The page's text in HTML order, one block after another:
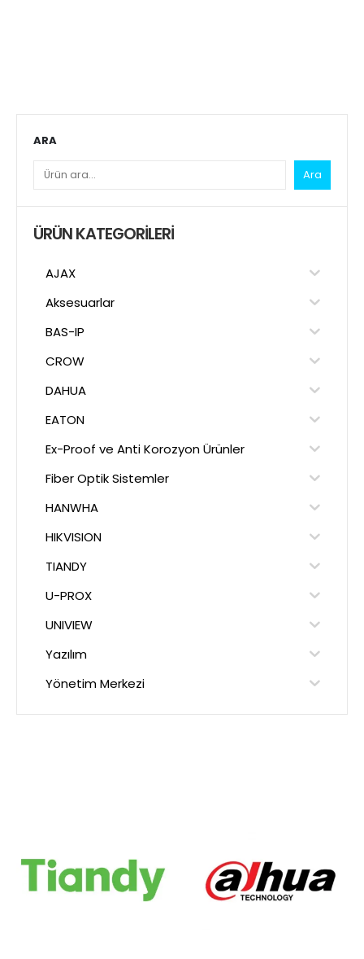
ARA
Ara
ÜRÜN KATEGORILERI
AJAX
Aksesuarlar
BAS-IP
CROW
DAHUA
EATON
Ex-Proof ve Anti Korozyon Ürünler
Fiber Optik Sistemler
HANWHA
HIKVISION
TIANDY
U-PROX
UNIVIEW
Yazılım
Yönetim Merkezi